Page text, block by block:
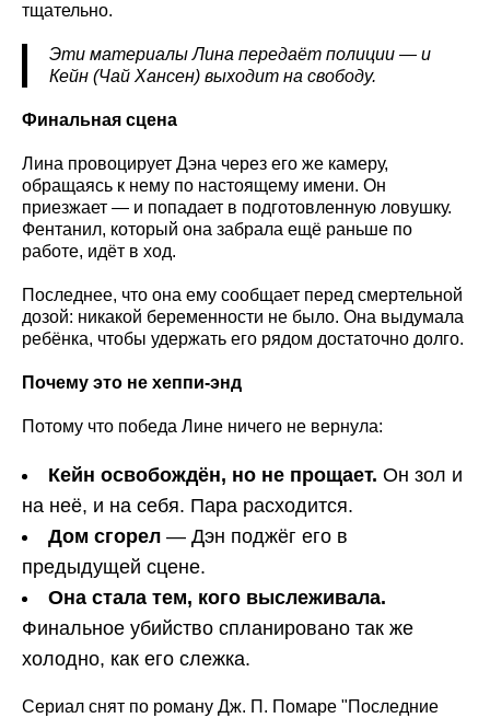
тщательно.
Эти материалы Лина передаёт полиции — и
Кейн (Чай Хансен) выходит на свободу.
Финальная сцена
Лина провоцирует Дэна через его же камеру,
обращаясь к нему по настоящему имени. Он
приезжает — и попадает в подготовленную ловушку.
Фентанил, который она забрала ещё раньше по
работе, идёт в ход.
Последнее, что она ему сообщает перед смертельной
дозой: никакой беременности не было. Она выдумала
ребёнка, чтобы удержать его рядом достаточно долго.
Почему это не хеппи-энд
Потому что победа Лине ничего не вернула:
Кейн освобождён, но не прощает. Он зол и
на неё, и на себя. Пара расходится.
Дом сгорел — Дэн поджёг его в
предыдущей сцене.
Она стала тем, кого выслеживала.
Финальное убийство спланировано так же
холодно, как его слежка.
Сериал снят по роману Дж. П. Помаре "Последние